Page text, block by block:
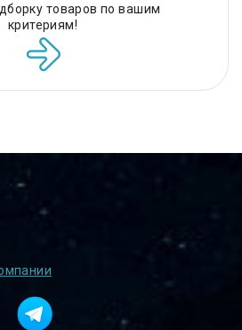
товаров по вашим
критериям!